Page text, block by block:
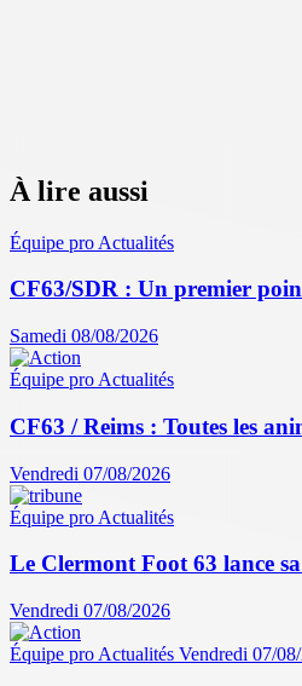
À lire aussi
Équipe pro Actualités
CF63/SDR : Un premier
Samedi 08/08/2026
Équipe pro Actualités
CF63 / Reims : Toutes les
Vendredi 07/08/2026
Équipe pro Actualités
Le Clermont Foot 63 lance
Vendredi 07/08/2026
Équipe pro Actualités Vendredi 07/